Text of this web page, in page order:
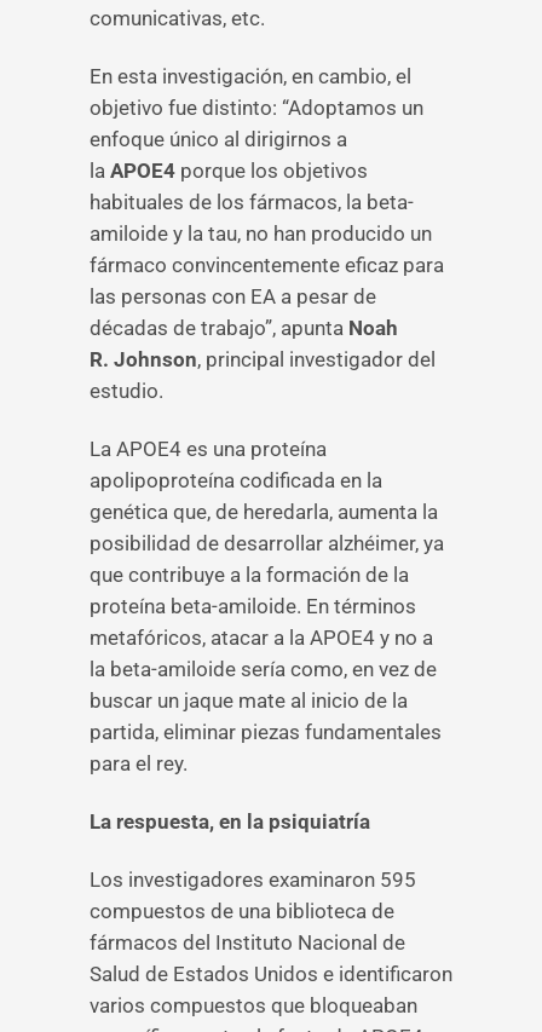
comunicativas, etc.
En esta investigación, en cambio, el
objetivo fue distinto: “Adoptamos un
enfoque único al dirigirnos a
la APOE4 porque los objetivos
habituales de los fármacos, la beta-
amiloide y la tau, no han producido un
fármaco convincentemente eficaz para
las personas con EA a pesar de
décadas de trabajo”, apunta Noah
R. Johnson, principal investigador del
estudio.
La APOE4 es una proteína
apolipoproteína codificada en la
genética que, de heredarla, aumenta la
posibilidad de desarrollar alzhéimer, ya
que contribuye a la formación de la
proteína beta-amiloide. En términos
metafóricos, atacar a la APOE4 y no a
la beta-amiloide sería como, en vez de
buscar un jaque mate al inicio de la
partida, eliminar piezas fundamentales
para el rey.
La respuesta, en la psiquiatría
Los investigadores examinaron 595
compuestos de una biblioteca de
fármacos del Instituto Nacional de
Salud de Estados Unidos e identificaron
varios compuestos que bloqueaban